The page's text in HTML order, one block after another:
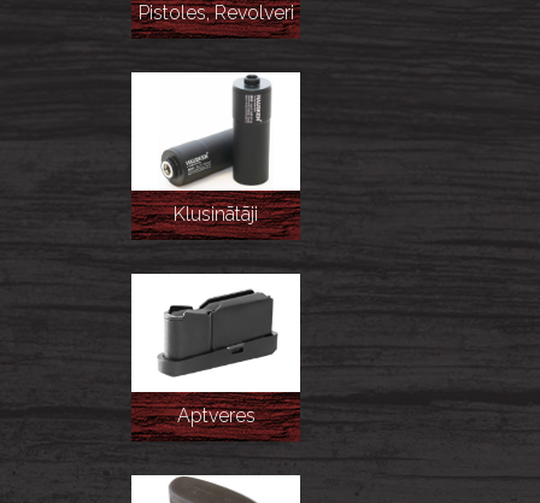
Pistoles, Revolveri
Klusinātāji
Aptveres